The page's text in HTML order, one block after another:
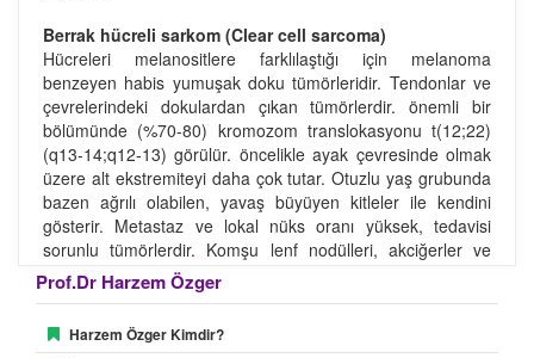
Berrak hücreli sarkom (Clear cell sarcoma)
Hücreleri melanositlere farklılaştığı için melanoma
benzeyen habis yumuşak doku tümörleridir. Tendonlar ve
çevrelerindeki dokulardan çıkan tümörlerdir. önemli bir
bölümünde (%70-80) kromozom translokasyonu t(12;22)
(q13-14;q12-13) görülür. öncelikle ayak çevresinde olmak
üzere alt ekstremiteyi daha çok tutar. Otuzlu yaş grubunda
bazen ağrılı olabilen, yavaş büyüyen kitleler ile kendini
gösterir. Metastaz ve lokal nüks oranı yüksek, tedavisi
sorunlu tümörlerdir. Komşu lenf nodülleri, akciğerler ve
kemiklere metastazlar yapabilir. Bu agressif davranışları
nedeni ile tedavide kemoterapi ve radyoterapi esas tedavi
olan cerrahiye eklenebilmektedir. Ancak başarı geniş
sınırlarla tümörün çıkartılabilmesi ile mümkündür.
Prof.Dr Harzem Özger
Harzem Özger Kimdir?